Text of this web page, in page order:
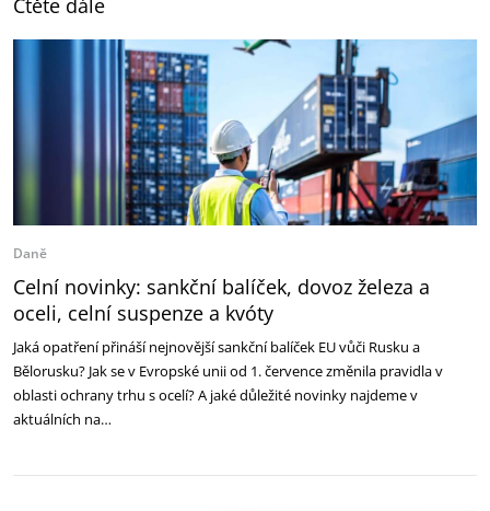
Čtěte dále
Daně
Celní novinky: sankční balíček, dovoz železa a
oceli, celní suspenze a kvóty
Jaká opatření přináší nejnovější sankční balíček EU vůči Rusku a
Bělorusku? Jak se v Evropské unii od 1. července změnila pravidla v
oblasti ochrany trhu s ocelí? A jaké důležité novinky najdeme v
aktuálních na…